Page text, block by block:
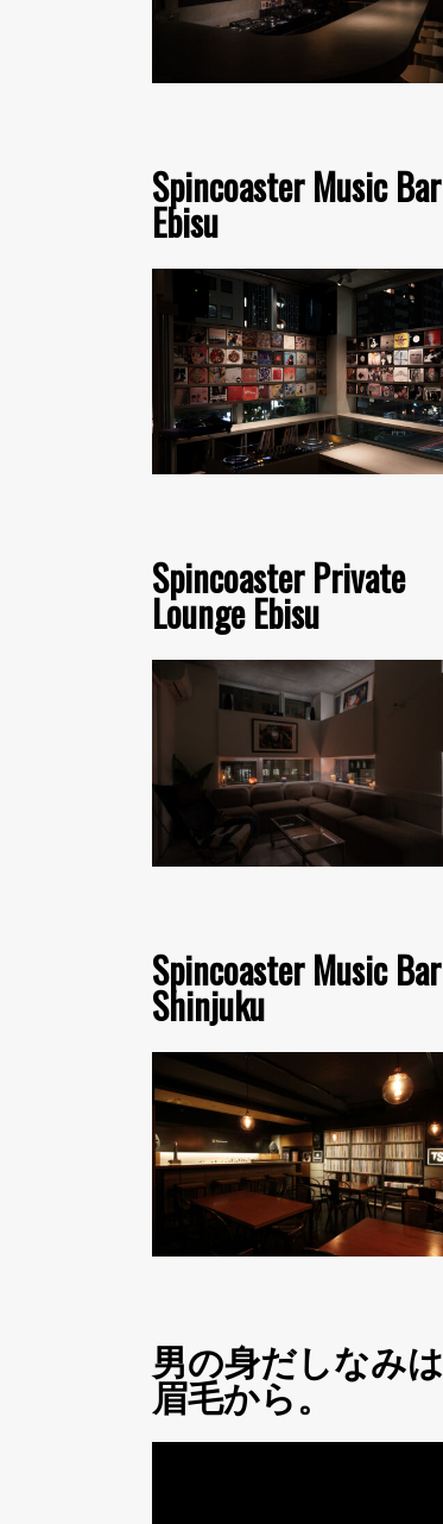
Spincoaster Music Bar
Ebisu
Spincoaster Private
Lounge Ebisu
Spincoaster Music Bar
Shinjuku
男の身だしなみは
眉毛から。